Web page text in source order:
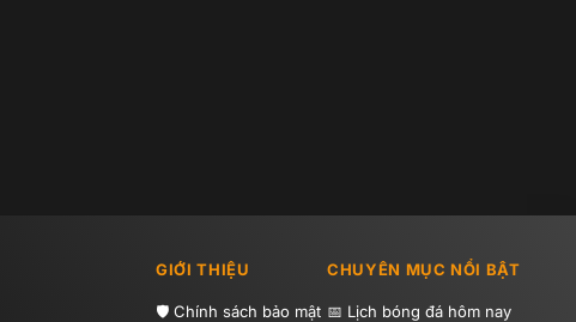
GIỚI THIỆU
Chính sách bảo mật
CHUYÊN MỤC NỔI BẬT
Lịch bóng đá hôm nay